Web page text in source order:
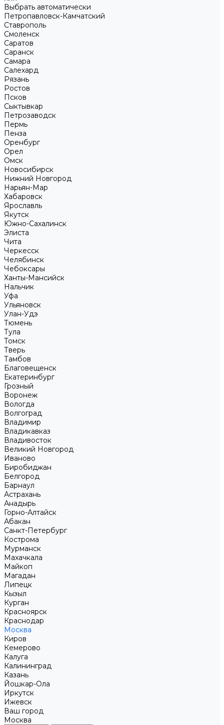
Выбрать автоматически
Петропавловск-Камчатский
Ставрополь
Смоленск
Саратов
Саранск
Самара
Салехард
Рязань
Ростов
Псков
Сыктывкар
Петрозаводск
Пермь
Пенза
Оренбург
Орел
Омск
Новосибирск
Нижний Новгород
Нарьян-Мар
Хабаровск
Ярославль
Якутск
Южно-Сахалинск
Элиста
Чита
Черкесск
Челябинск
Чебоксары
Ханты-Мансийск
Нальчик
Уфа
Ульяновск
Улан-Удэ
Тюмень
Тула
Томск
Тверь
Тамбов
Благовещенск
Екатеринбург
Грозный
Воронеж
Вологда
Волгоград
Владимир
Владикавказ
Владивосток
Великий Новгород
Иваново
Биробиджан
Белгород
Барнаул
Астрахань
Анадырь
Горно-Алтайск
Абакан
Санкт-Петербург
Кострома
Мурманск
Махачкала
Майкоп
Магадан
Липецк
Кызыл
Курган
Красноярск
Краснодар
Москва
Киров
Кемерово
Калуга
Калининград
Казань
Йошкар-Ола
Иркутск
Ижевск
Ваш город
Москва